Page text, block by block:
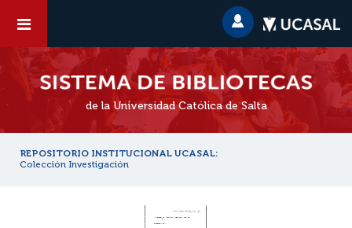
de la Universidad Católica de Salta
REPOSITORIO INSTITUCIONAL UCASAL:
Colección Investigación